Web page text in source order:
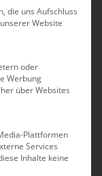
fünf der
landeten
(China)
Thorpe
de
die uns Aufschluss
Website
oder
Werbung
über Websites
Plattformen
Services
Inhalte keine